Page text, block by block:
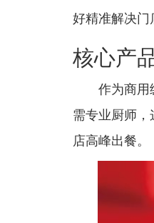
好精准解决门
核心产
作为商用
需专业厨师
店高峰出餐。